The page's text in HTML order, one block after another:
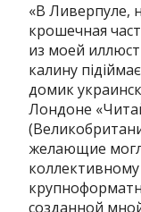
«В Ливерпуле,
крошечная
из моей
калину
домик
Лондоне
желающие
созданной